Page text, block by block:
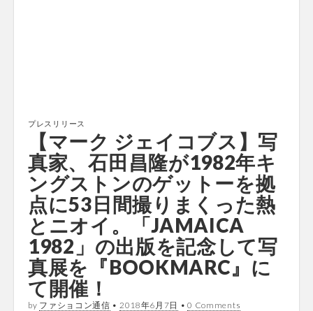
プレスリリース
【マーク ジェイコブス】写
真家、石田昌隆が1982年キ
ングストンのゲットーを拠
点に53日間撮りまくった熱
とニオイ。「JAMAICA
1982」の出版を記念して写
真展を『BOOKMARC』に
て開催！
by ファショコン通信 • 2018年6月7日 •0 Comments